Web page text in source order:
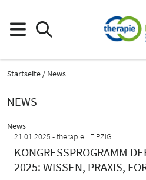
Startseite
News
NEWS
News
21.01.2025
therapie LEIPZIG
KONGRESSPROGRAMM
2025: WISSEN, PRAXIS,